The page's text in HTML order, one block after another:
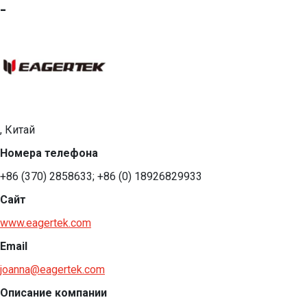
-
, Китай
Номера телефона
+86 (370) 2858633; +86 (0) 18926829933
Сайт
www.eagertek.com
Email
joanna@eagertek.com
Описание компании